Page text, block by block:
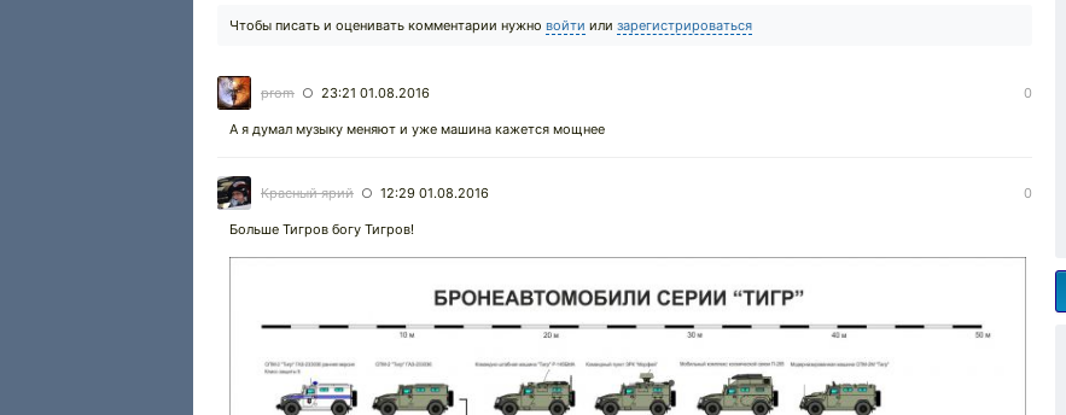
Чтобы писать и оценивать комментарии нужно войти или зарегистрироваться
prom ○ 23:21 01.08.2016 0
А я думал музыку меняют и уже машина кажется мощнее
Красный ярий ○ 12:29 01.08.2016 0
Больше Тигров богу Тигров!